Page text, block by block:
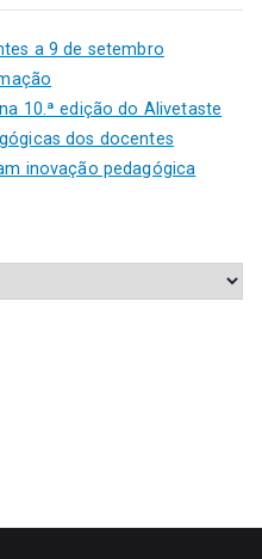
a 9 de setembro
10.ª edição do Alivetaste
dos docentes
inovação pedagógica